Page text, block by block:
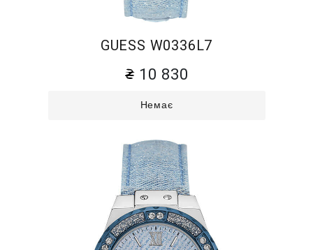
GUESS W0336L7
10 830
Немає